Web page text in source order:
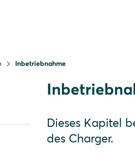
Inbetriebnahme
Dieses Kapitel
des Charger.